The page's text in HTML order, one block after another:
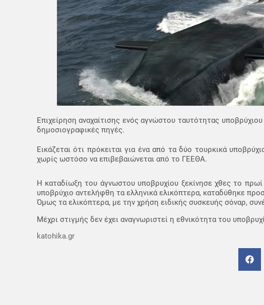
Επιχείρηση αναχαίτισης ενός αγνώστου ταυτότητας
δημοσιογραφικές πηγές.
Εικάζεται ότι πρόκειται για ένα από τα δύο τουρκικά
χωρίς ωστόσο να επιβεβαιώνεται από το ΓΕΕΘΑ.
H καταδίωξη του άγνωστου υποβρυχίου ξεκίνησε χθες το
υποβρύχιο αντελήφθη τα ελληνικά ελικόπτερα, καταδύθηκε
Όμως τα ελικόπτερα, με την χρήση ειδικής συσκευής σόναρ,
Μέχρι στιγμής δεν έχει αναγνωριστεί η εθνικότητα του
katohika.gr